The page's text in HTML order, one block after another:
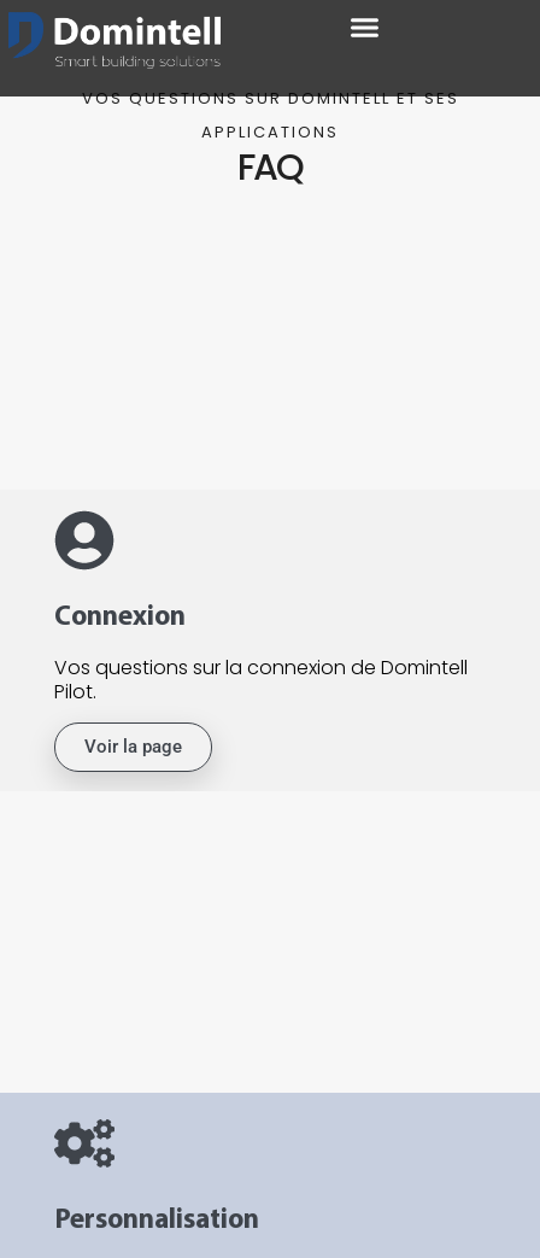
VOS QUESTIONS SUR DOMINTELL ET SES
APPLICATIONS
FAQ
Connexion
Vos questions sur la connexion de Domintell
Pilot.
Voir la page
Personnalisation